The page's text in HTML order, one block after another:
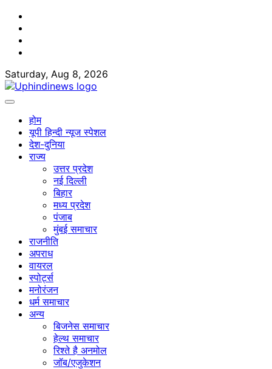
Skip
content
Saturday, Aug 8, 2026
होम
यूपी हिन्दी न्यूज स्पेशल
देश-दुनिया
राज्य
उत्तर प्रदेश
नई दिल्ली
बिहार
मध्य प्रदेश
पंजाब
मुंबई समाचार
राजनीति
अपराध
वायरल
स्पोर्ट्स
मनोरंजन
धर्म समाचार
अन्य
बिजनेस समाचार
हेल्थ समाचार
रिश्ते है अनमोल
जॉब/एजुकेशन